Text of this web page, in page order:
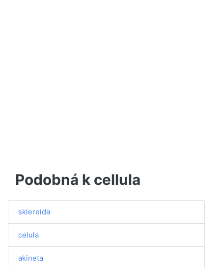
Podobná k cellula
sklereida
celula
akineta